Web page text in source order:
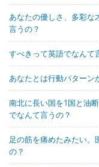
あなたの優しさ、多彩な
言うの？
すべきって英語でなんて
あなたとは行動パターン
南北に長い国を1国と油
でなんて言うの？
足の筋を痛めたみたい。
の？